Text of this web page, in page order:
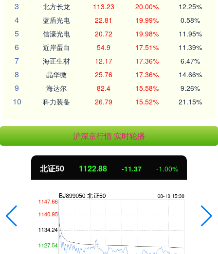
3 北方长龙 113.23 20.00% 12.25%
4 蓝盾光电 22.81 19.99% 0.58%
5 信濠光电 20.72 19.98% 11.95%
6 近岸蛋白 54.9 17.51% 11.39%
7 海正生材 12.17 17.36% 6.47%
8 晶华微 25.76 17.36% 14.66%
9 海达尔 82.4 15.58% 9.26%
10 科力装备 26.79 15.52% 21.15%
沪深京行情 实时轮播
北证50 1122.88 -11.37 -1.00%